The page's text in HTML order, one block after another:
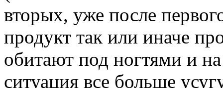
вторых, уже после
продукт так или иначе
обитают под ногтями и
ситуация все больше